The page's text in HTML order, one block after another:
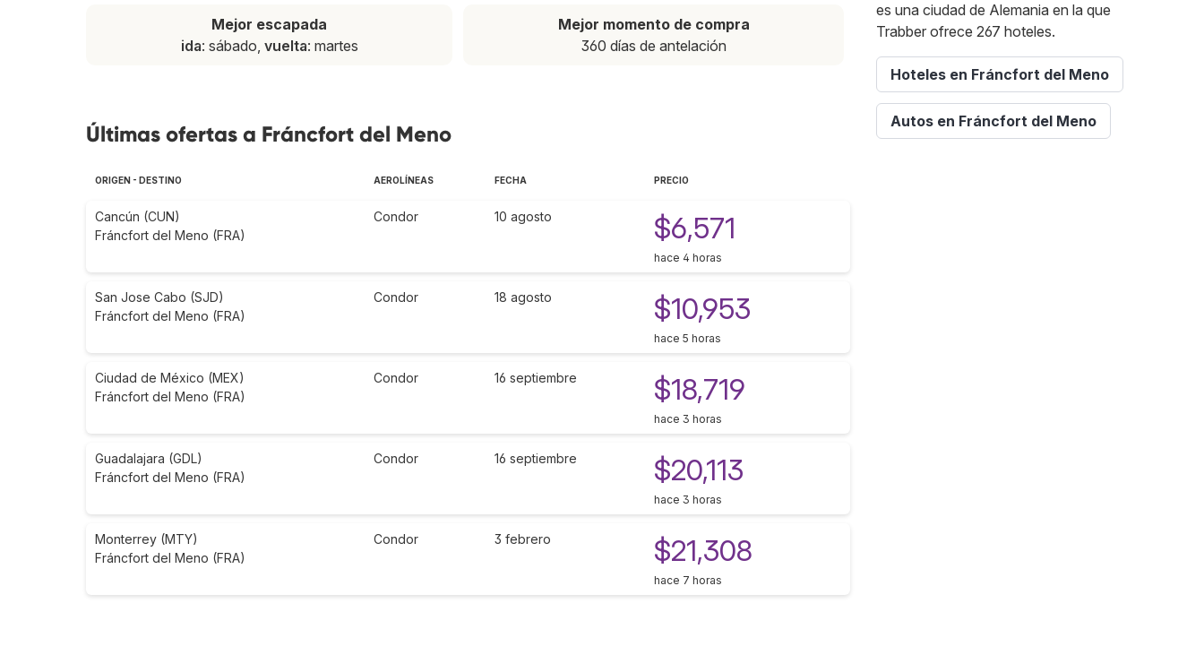
Mejor escapada
ida: sábado, vuelta: martes
Mejor momento de compra
360 días de antelación
Últimas ofertas a Fráncfort del Meno
ORIGEN - DESTINO AEROLÍNEAS FECHA PRECIO
Cancún (CUN)
Fráncfort del Meno (FRA)
Condor 10 agosto $6,571
hace 4 horas
San Jose Cabo (SJD)
Fráncfort del Meno (FRA)
Condor 18 agosto $10,953
hace 5 horas
Ciudad de México (MEX)
Fráncfort del Meno (FRA)
Condor 16 septiembre $18,719
hace 3 horas
Guadalajara (GDL)
Fráncfort del Meno (FRA)
Condor 16 septiembre $20,113
hace 3 horas
Monterrey (MTY)
Fráncfort del Meno (FRA)
Condor 3 febrero $21,308
hace 7 horas
es una ciudad de Alemania en la que
Trabber ofrece 267 hoteles.
Hoteles en Fráncfort del Meno
Autos en Fráncfort del Meno